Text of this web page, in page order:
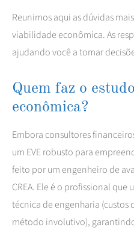
Reunimos aqui as dúvidas
viabilidade econômica. As
ajudando você a tomar
Quem faz o
econômica?
Embora consultores
um EVE robusto para
feito por um engenheiro de
CREA. Ele é o profissional que
técnica de engenharia (custos
método involutivo),